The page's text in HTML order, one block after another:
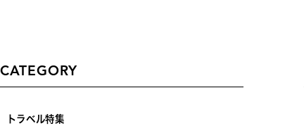
CATEGORY
トラベル特集